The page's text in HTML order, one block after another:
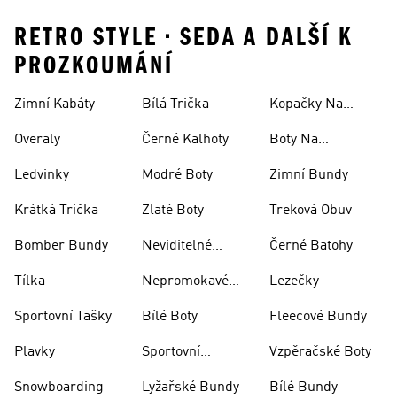
RETRO STYLE • SEDA A DALŠÍ K
PROZKOUMÁNÍ
Zimní Kabáty
Overaly
Ledvinky
Krátká Trička
Bomber Bundy
Tílka
Sportovní Tašky
Plavky
Snowboarding
Bílá Trička
Černé Kalhoty
Modré Boty
Zlaté Boty
Neviditelné
Nepromokavé
Bílé Boty
Sportovní
Lyžařské Bundy
Kopačky Na
Boty Na
Zimní Bundy
Treková Obuv
Černé Batohy
Lezečky
Fleecové Bundy
Vzpěračské Boty
Bílé Bundy